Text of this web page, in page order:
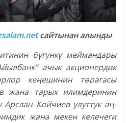
сайтынан алынды
бүгүнкү меймандары
ачык акционердик
кеңешинин төрагасы
жана тарых илимдеринин
Арслан Койчиев улуттукаң-
жана мекен келечеги